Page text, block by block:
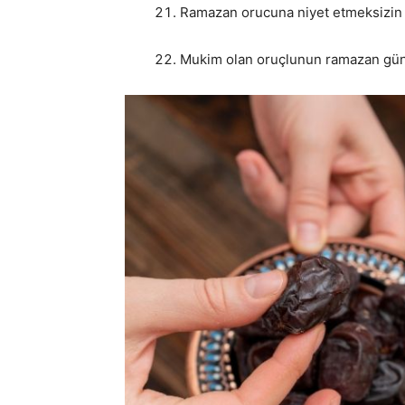
Ramazan orucuna niyet
Mukim olan oruçlunun ramazan